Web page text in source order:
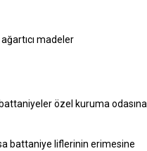
madeler
özel kuruma odasına
battaniye liflerinin erimesine